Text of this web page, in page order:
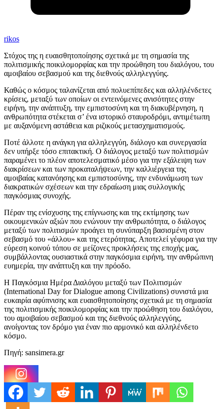
rikos
Στόχος της η ευαισθητοποίησης σχετικά με τη σημασία της
πολιτισμικής ποικιλομορφίας και την προώθηση του διαλόγου, του
αμοιβαίου σεβασμού και της διεθνούς αλληλεγγύης.
Καθώς ο κόσμος ταλανίζεται από πολυεπίπεδες και αλληλένδετες
κρίσεις, μεταξύ των οποίων οι εντεινόμενες ανισότητες στην
ειρήνη, την ανάπτυξη, την εμπιστοσύνη και τη διακυβέρνηση, η
ανθρωπότητα στέκεται σ’ ένα ιστορικό σταυροδρόμι, αντιμέτωπη
με αυξανόμενη αστάθεια και ριζικούς μετασχηματισμούς.
Ποτέ άλλοτε η ανάγκη για αλληλεγγύη, διάλογο και συνεργασία
δεν υπήρξε τόσο επιτακτική. Ο διάλογος μεταξύ των πολιτισμών
παραμένει το πλέον αποτελεσματικό μέσο για την εξάλειψη των
διακρίσεων και των προκαταλήψεων, την καλλιέργεια της
αμοιβαίας κατανόησης και εμπιστοσύνης, την ενδυνάμωση των
διακρατικών σχέσεων και την εδραίωση μιας συλλογικής
παγκόσμιας συνοχής.
Πέραν της ενίσχυσης της επίγνωσης και της εκτίμησης των
οικουμενικών αξιών που ενώνουν την ανθρωπότητα, ο διάλογος
μεταξύ των πολιτισμών προάγει τη συνύπαρξη βασισμένη στον
σεβασμό του «άλλου» και της ετερότητας. Αποτελεί γέφυρα για την
εύρεση κοινού τόπου σε μείζονες προκλήσεις της εποχής μας,
συμβάλλοντας ουσιαστικά στην παγκόσμια ειρήνη, την ανθρώπινη
ευημερία, την ανάπτυξη και την πρόοδο.
Η Παγκόσμια Ημέρα Διαλόγου μεταξύ των Πολιτισμών
(International Day for Dialogue among Civilizations) συνιστά μια
ευκαιρία αφύπνισης και ευαισθητοποίησης σχετικά με τη σημασία
της πολιτισμικής ποικιλομορφίας και την προώθηση του διαλόγου,
του αμοιβαίου σεβασμού και της διεθνούς αλληλεγγύης,
ανοίγοντας τον δρόμο για έναν πιο αρμονικό και αλληλένδετο
κόσμο.
Πηγή: sansimera.gr